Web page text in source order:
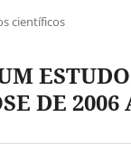
científicos
DE 2006